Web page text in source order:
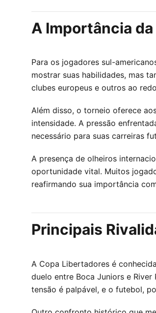
A Importância
Para os jogadores sul-
mostrar suas habilidades, mas
clubes europeus e outros ao
Além disso, o torneio oferece
intensidade. A pressão
necessário para suas carreiras
A presença de olheiros
oportunidade vital. Muitos
reafirmando sua importância
Principais
A Copa Libertadores é
duelo entre Boca Juniors e
tensão é palpável, e o futebol,